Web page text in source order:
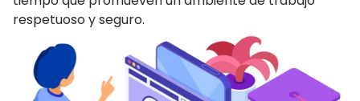
respetuoso y seguro.